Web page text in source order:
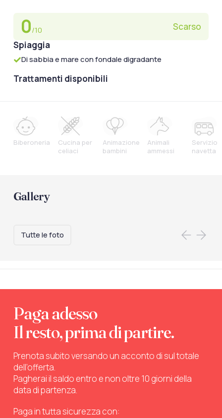
0/10
Scarso
Spiaggia
Di sabbia e mare con fondale digradante
Trattamenti disponibili
Biberoneria
Cucina per
celiaci
Animazione
bambini
Animali
ammessi
Servizio
navetta
Gallery
Tutte le foto
Paga adesso
Il resto, prima di partire.
Prenota subito versando un acconto di sul totale
dell’offerta.
Pagherai il saldo entro e non oltre 10 giorni della
data di partenza.
Paga in tutta sicurezza con: